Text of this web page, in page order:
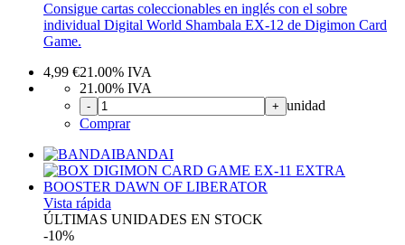
Consigue cartas coleccionables en inglés con el sobre
individual Digital World Shambala EX-12 de Digimon Card
Game.
4,99 €21.00% IVA
21.00% IVA
- + unidad
Comprar
BANDAI
Vista rápida
ÚLTIMAS UNIDADES EN STOCK
-10%